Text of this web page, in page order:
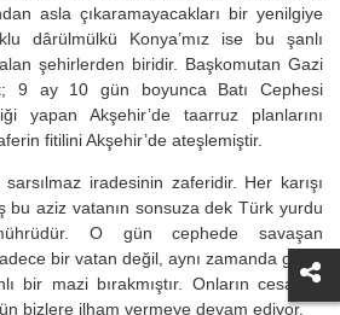
asla çıkaramayacakları bir yenilgiye
dârülmülkü Konya’mız ise bu şanlı
şehirlerden biridir. Başkomutan Gazi
9 ay 10 gün boyunca Batı Cephesi
yapan Akşehir’de taarruz planlarını
fitilini Akşehir’de ateşlemiştir.
iradesinin zaferidir. Her karışı
bu aziz vatanın sonsuza dek Türk yurdu
O gün cephede savaşan
bir vatan değil, aynı zamanda gurur
bir mazi bırakmıştır. Onların cesareti,
bizlere ilham vermeye devam ediyor.